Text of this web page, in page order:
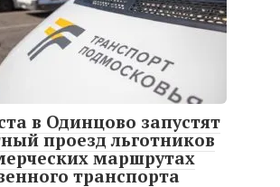
в Одинцово запустят
проезд льготников
маршрутах
транспорта